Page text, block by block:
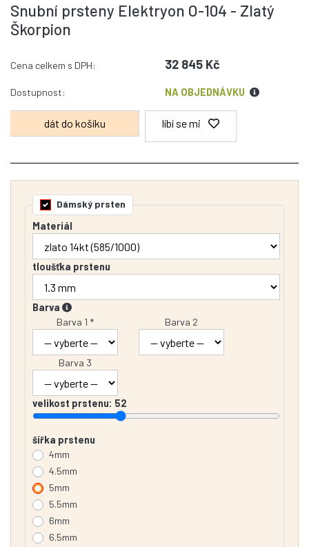
Snubní prsteny Elektryon O-104 - Zlatý
Škorpion
Cena celkem s DPH: 32 845 Kč
Dostupnost: NA OBJEDNÁVKU
líbí se mi
Dámský prsten
Materiál
tloušťka prstenu
Barva
Barva 1 *
Barva 2
Barva 3
velikost prstenu: 52
šířka prstenu
4mm
4.5mm
5mm
5.5mm
6mm
6.5mm